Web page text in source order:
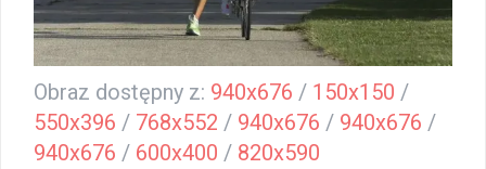
Obraz dostępny z: 940x676 / 150x150 /
550x396 / 768x552 / 940x676 / 940x676 /
940x676 / 600x400 / 820x590